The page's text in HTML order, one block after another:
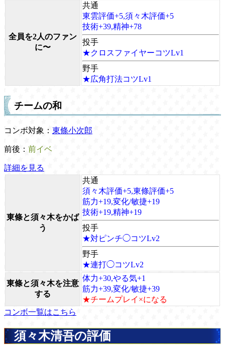
全員を2人のファン
に〜
共通
東雲評価+5,須々木評価+5
技術+39,精神+78
投手
★クロスファイヤーコツLv1
野手
★広角打法コツLv1
チームの和
コンボ対象： 東條小次郎
前後： 前イベ
詳細を見る
東條と須々木をかば
う
共通
須々木評価+5,東條評価+5
筋力+19,変化/敏捷+19
技術+19,精神+19
投手
★対ピンチ◯コツLv2
野手
★連打◯コツLv2
東條と須々木を注意
する
体力+30,やる気+1
筋力+39,変化/敏捷+39
★チームプレイ×になる
コンボ一覧はこちら
須々木清吾の評価